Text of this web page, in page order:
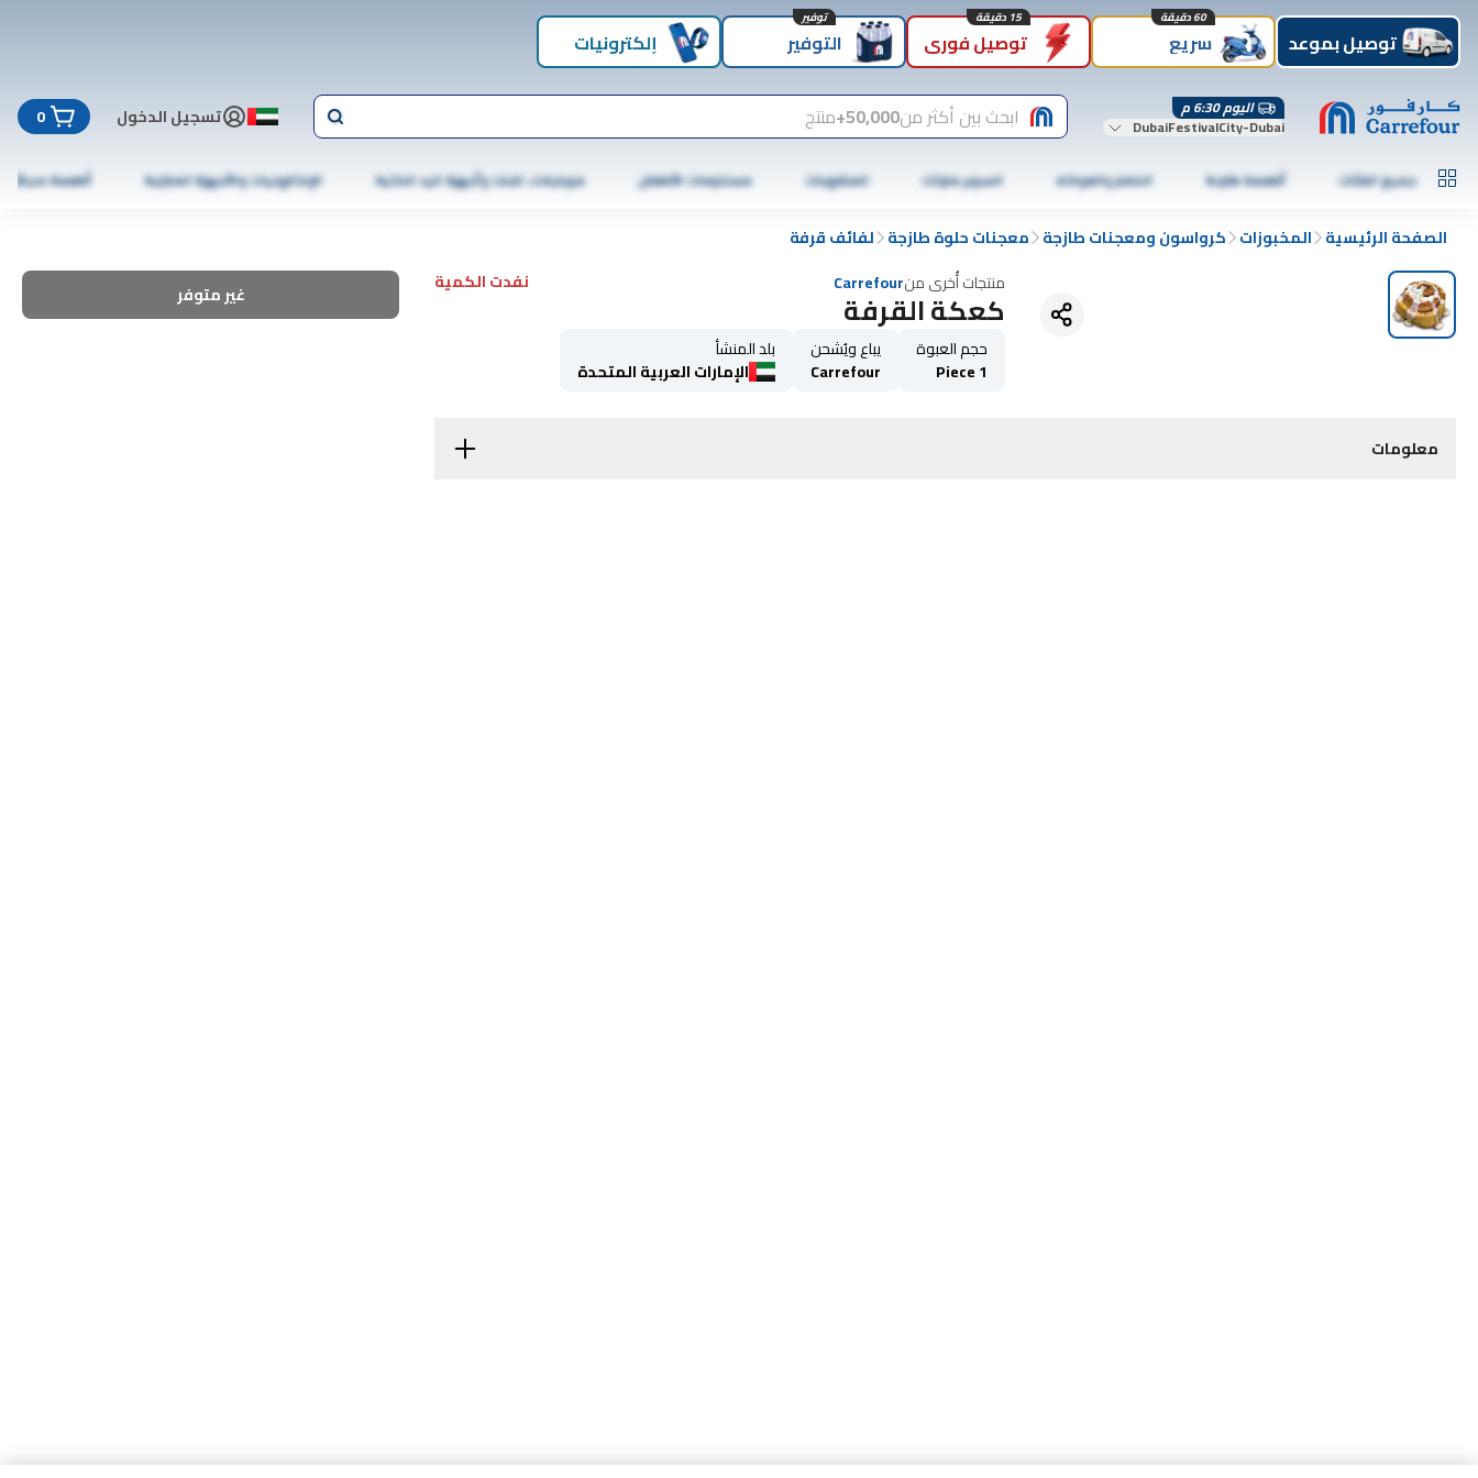
توصيل بموعد سريع
60 دقيقة
توصيل فوري
15 دقيقة
التوفير
توفير
إلكترونيات
اليوم 6:30 م
DubaiFestivalCity-Dubai ابحث بين أكثر من50,000+ منتج تسجيل الدخول 0
جميع الفئات أطعمة طازجة الخضار والفواكه السوبر ماركت المشروبات مستلزمات الأطفال موبايلات، تابلت وأجهزة اليد الذكية الإلكترونيات والأجهزة المنزلية أطعمة مجمّدة
الصفحة الرئيسية المخبوزات كرواسون ومعجنات طازجة معجنات حلوة طازجة لفائف قرفة
منتجات أُخرى منCarrefour نفدت الكمية
كعكة القرفة
حجم العبوة
1 Piece
يباع ويُشحن
Carrefour
بلد المنشأ
الإمارات العربية المتحدة
غير متوفر
معلومات